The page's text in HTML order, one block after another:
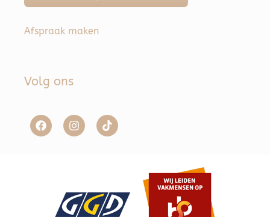
Afspraak maken
Volg ons
Item toegevoegd aan winkelwagen.
0,00
Afrekenen